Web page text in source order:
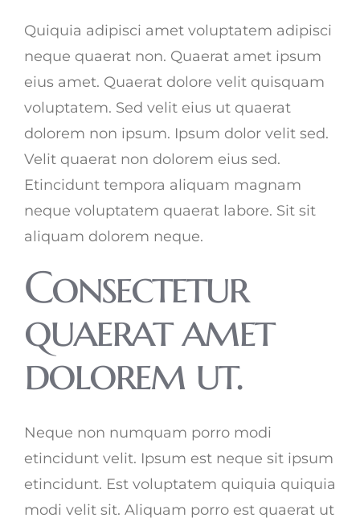
Quiquia adipisci amet voluptatem adipisci
neque quaerat non. Quaerat amet ipsum
eius amet. Quaerat dolore velit quisquam
voluptatem. Sed velit eius ut quaerat
dolorem non ipsum. Ipsum dolor velit sed.
Velit quaerat non dolorem eius sed.
Etincidunt tempora aliquam magnam
neque voluptatem quaerat labore. Sit sit
aliquam dolorem neque.
Consectetur
quaerat amet
dolorem ut.
Neque non numquam porro modi
etincidunt velit. Ipsum est neque sit ipsum
etincidunt. Est voluptatem quiquia quiquia
modi velit sit. Aliquam porro est quaerat ut